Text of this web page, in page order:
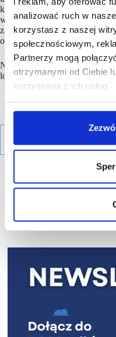
analizować ruch w
korzystasz z naszej
społecznościowym,
Partnerzy mogą
otrzymanymi od Ciebie
korzystania z ich usług.
kanapie, napić się kawy czy
wydzielona jest część dla
zastanawiać się nad doborem
oddać się kolorowankom.
NAOKO znajduje się na 1.
lokalami NOTINO i FOOT